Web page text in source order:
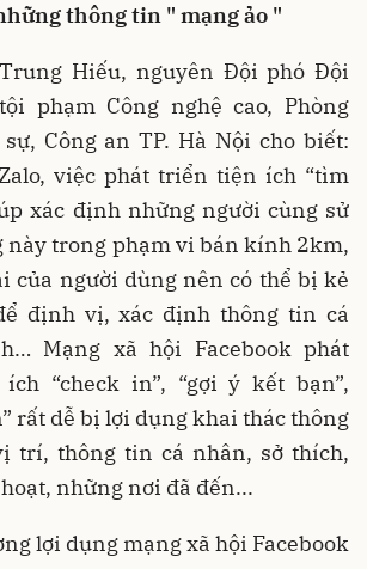
thông tin " mạng ảo "
Hiếu, nguyên Đội phó Đội
phạm Công nghệ cao, Phòng
Công an TP. Hà Nội cho biết:
việc phát triển tiện ích “tìm
xác định những người cùng sử
này trong phạm vi bán kính 2km,
của người dùng nên có thể bị kẻ
định vị, xác định thông tin cá
Mạng xã hội Facebook phát
“check in”, “gợi ý kết bạn”,
rất dễ bị lợi dụng khai thác thông
trí, thông tin cá nhân, sở thích,
những nơi đã đến...